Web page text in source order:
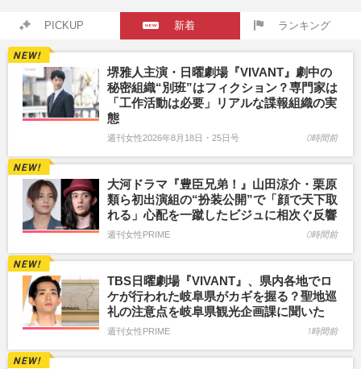
PICKUP 新着 ランキング
堺雅人主演・日曜劇場『VIVANT』劇中の
秘密組織“別班”はフィクション？専門家は
「工作活動は必要」リアルな諜報組織の実
態
週刊女性2026年8月18日・25日号 0時間前
大河ドラマ『豊臣兄弟！』山田涼介・栗原
類ら初出演組の“扮装公開”で「顔で天下取
れる」心配を一蹴したビジュに相次ぐ反響
週刊女性PRIME 0時間前
TBS日曜劇場『VIVANT』、県内各地でロ
ケが行われた岐阜県がカギを握る？聖地巡
礼の注意点を岐阜県観光企画課に聞いた
週刊女性PRIME 1時間前